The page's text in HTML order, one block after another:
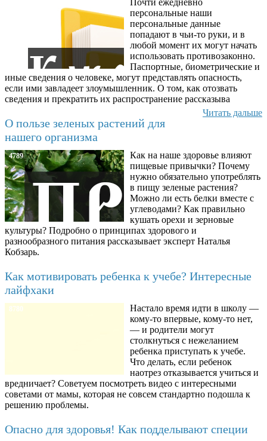
персональные наши
персональные данные
попадают в чьи-то руки, и в
любой момент их могут начать
использовать противозаконно.
Паспортные, биометрические и
иные сведения о человеке, могут представлять опасность,
если ими завладеет злоумышленник. О том, как отозвать
сведения и прекратить их распространение рассказыва
Читать дальше
О пользе зеленых растений для
нашего организма
4789
Как на наше здоровье влияют
пищевые привычки? Почему
нужно обязательно употреблять
в пищу зеленые растения?
Можно ли есть белки вместе с
углеводами? Как правильно
кушать орехи и зерновые
культуры? Подробно о принципах здорового и
разнообразного питания рассказывает эксперт Наталья
Кобзарь.
Как мотивировать ребенка к учебе? Интересные
лайфхаки
8780
Настало время идти в школу —
кому-то впервые, кому-то нет,
— и родители могут
столкнуться с нежеланием
ребенка приступать к учебе.
Что делать, если ребенок
наотрез отказывается учиться и
вредничает? Советуем посмотреть видео с интересными
советами от мамы, которая не совсем стандартно подошла к
решению проблемы.
Опасно для здоровья! Как подделывают специи